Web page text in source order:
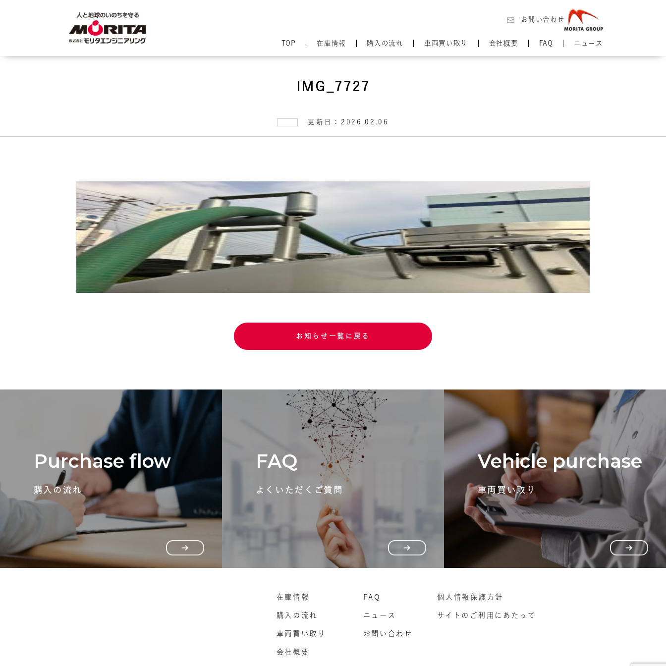
お問い合わせ
TOP 在庫情報 購入の流れ 車両買い取り 会社概要 FAQ ニュース
IMG_7727
更新日：2026.02.06
お知らせ一覧に戻る
Purchase flow
購入の流れ
FAQ
よくいただくご質問
Vehicle purchase
車両買い取り
在庫情報
購入の流れ
車両買い取り
会社概要
FAQ
ニュース
お問い合わせ
個人情報保護方針
サイトのご利用にあたって